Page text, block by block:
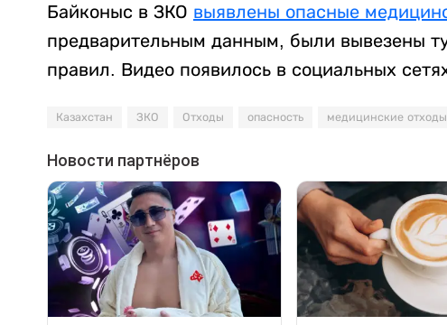
Байконыс в ЗКО выявлены опасные
предварительным данным, были вывезены
правил. Видео появилось в социальных
Казахстан ЗКО Отходы опасность медицинские отходы